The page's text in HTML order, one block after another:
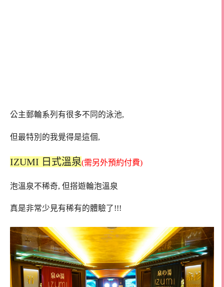
公主郵輪系列有很多不同的泳池,
但最特別的我覺得是這個,
IZUMI 日式溫泉(需另外預約付費)
泡溫泉不稀奇, 但搭遊輪泡溫泉
真是非常少見有稀有的體驗了!!!